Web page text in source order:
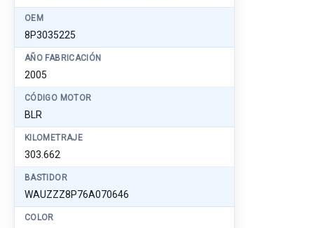
OEM
8P3035225
AÑO FABRICACIÓN
2005
CÓDIGO MOTOR
BLR
KILOMETRAJE
303.662
BASTIDOR
WAUZZZ8P76A070646
COLOR